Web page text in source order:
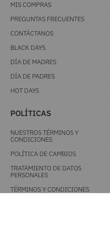
MIS COMPRAS
PREGUNTAS FRECUENTES
CONTÁCTANOS
BLACK DAYS
DÍA DE MADRES
DÍA DE PADRES
HOT DAYS
POLÍTICAS
NUESTROS TÉRMINOS Y
CONDICIONES
POLÍTICA DE CAMBIOS
TRATAMIENTO DE DATOS
PERSONALES
TÉRMINOS Y CONDICIONES